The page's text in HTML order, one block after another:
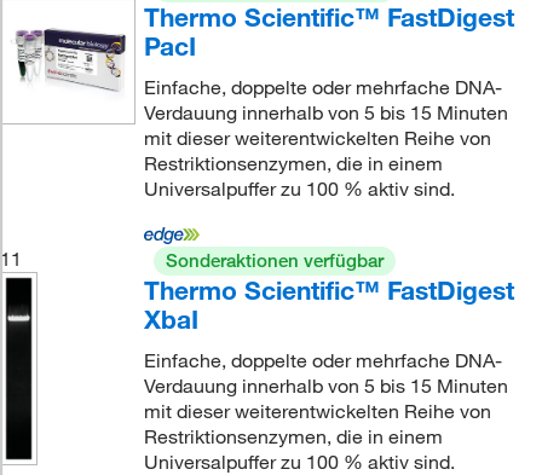
Thermo Scientific™ FastDigest
PacI
Einfache, doppelte oder mehrfache DNA-
Verdauung innerhalb von 5 bis 15 Minuten
mit dieser weiterentwickelten Reihe von
Restriktionsenzymen, die in einem
Universalpuffer zu 100 % aktiv sind.
11 Sonderaktionen verfügbar
Thermo Scientific™ FastDigest
XbaI
Einfache, doppelte oder mehrfache DNA-
Verdauung innerhalb von 5 bis 15 Minuten
mit dieser weiterentwickelten Reihe von
Restriktionsenzymen, die in einem
Universalpuffer zu 100 % aktiv sind.